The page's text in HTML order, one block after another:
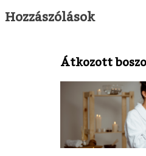
Hozzászólások
Átkozott